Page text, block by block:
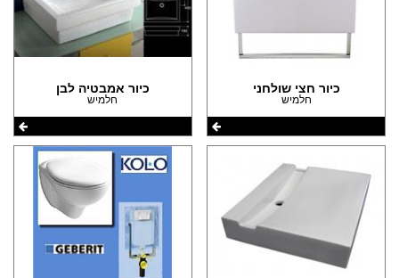
כיור חצי שולחני
חלמיש
כיור אמבטיה לבן
חלמיש